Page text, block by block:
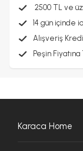
2500 TL ve
14 gün içinde
Alışveriş
Peşin
Karaca Home